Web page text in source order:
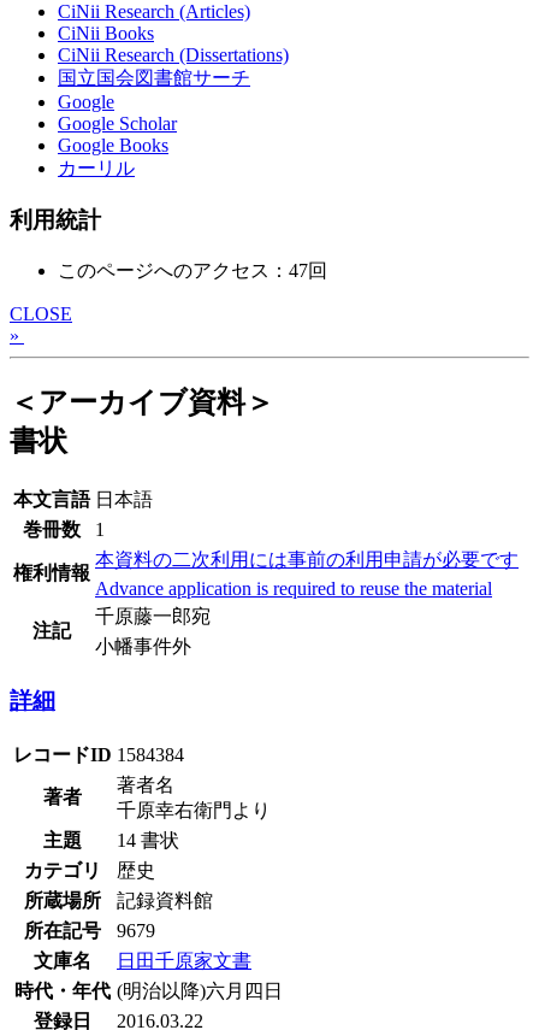
CiNii Research (Articles)
CiNii Books
CiNii Research (Dissertations)
国立国会図書館サーチ
Google
Google Scholar
Google Books
カーリル
利用統計
このページへのアクセス：47回
CLOSE
»
＜アーカイブ資料＞
書状
本文言語 日本語
巻冊数
1
権利情報
本資料の二次利用には事前の利用申請が必要です
Advance application is required to reuse the material
注記
千原藤一郎宛
小幡事件外
詳細
レコードID 1584384
著者
著者名
千原幸右衛門より
主題
14 書状
カテゴリ
歴史
所蔵場所
記録資料館
所在記号
9679
文庫名
日田千原家文書
時代・年代 (明治以降)六月四日
登録日
2016.03.22